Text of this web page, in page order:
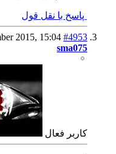
پاسخ با نقل قول
2015, 15:04 #4953
sma075
كاربر فعال